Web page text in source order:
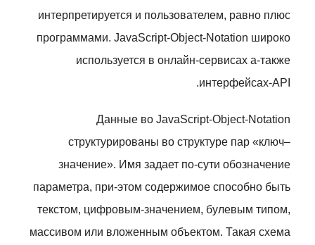
интерпретируется и пользователем, равно плюс
программами. JavaScript-Object-Notation широко
используется в онлайн-сервисах а-также
интерфейсах-API.
Данные во JavaScript-Object-Notation
структурированы во структуре пар «ключ–
значение». Имя задает по-сути обозначение
параметра, при-этом содержимое способно быть
текстом, цифровым-значением, булевым типом,
массивом или вложенным объектом. Такая схема